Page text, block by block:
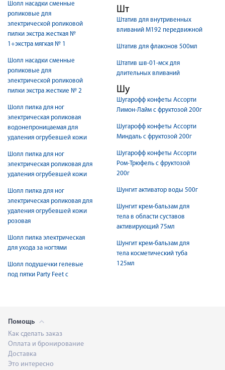
Шолл насадки сменные
роликовые для
электрической роликовой
пилки экстра жесткая №
1+экстра мягкая № 1
Шолл насадки сменные
роликовые для
электрической роликовой
пилки экстра жесткие № 2
Шолл пилка для ног
электрическая роликовая
водонепроницаемая для
удаления огрубевшей кожи
Шолл пилка для ног
электрическая роликовая для
удаления огрубевшей кожи
Шолл пилка для ног
электрическая роликовая для
удаления огрубевшей кожи
розовая
Шолл пилка электрическая
для ухода за ногтями
Шолл подушечки гелевые
под пятки Party Feet с
Шт
Штатив для внутривенных
вливаний М192 передвижной
Штатив для флаконов 500мл
Штатив шв-01-мск для
длительных вливаний
Шу
Шугарофф конфеты Ассорти
Лимон-Лайм с фруктозой 200г
Шугарофф конфеты Ассорти
Миндаль с фруктозой 200г
Шугарофф конфеты Ассорти
Ром-Трюфель с фруктозой
200г
Шунгит активатор воды 500г
Шунгит крем-бальзам для
тела в области суставов
активирующий 75мл
Шунгит крем-бальзам для
тела косметический туба
125мл
Помощь
Как сделать заказ
Оплата и бронирование
Доставка
Это интересно